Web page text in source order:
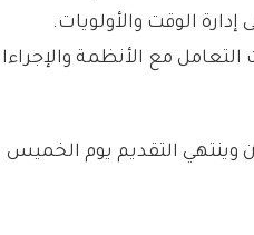
إدارة الوقت والأولويات.
مع الأنظمة